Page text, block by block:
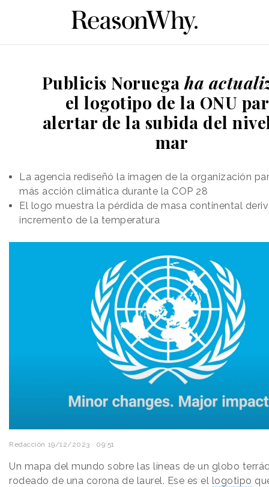
Publicis Noruegaha
el logotipo de la ONU
alertar de la subida del
mar
La agencia rediseñó la imagen de la organización
más acción climática durante la COP 28
El logo muestra la pérdida de masa continental
incremento de la temperatura
Redacción 19/12/2023 · 09:51
Un mapa del mundo sobre las líneas de un globo
rodeado de una corona de laurel. Ese es el logotipo